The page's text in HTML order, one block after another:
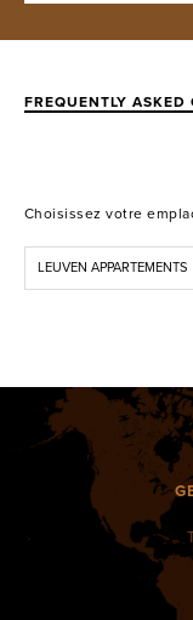
FREQUENTLY ASKED
Choisissez votre